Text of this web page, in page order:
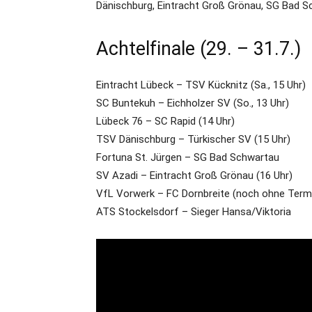
Dänischburg, Eintracht Groß Grönau, SG Bad
Achtelfinale (29. – 31.7.)
Eintracht Lübeck – TSV Kücknitz (Sa., 15 Uhr)
SC Buntekuh – Eichholzer SV (So., 13 Uhr)
Lübeck 76 – SC Rapid (14 Uhr)
TSV Dänischburg – Türkischer SV (15 Uhr)
Fortuna St. Jürgen – SG Bad Schwartau
SV Azadi – Eintracht Groß Grönau (16 Uhr)
VfL Vorwerk – FC Dornbreite (noch ohne
ATS Stockelsdorf – Sieger Hansa/Viktoria